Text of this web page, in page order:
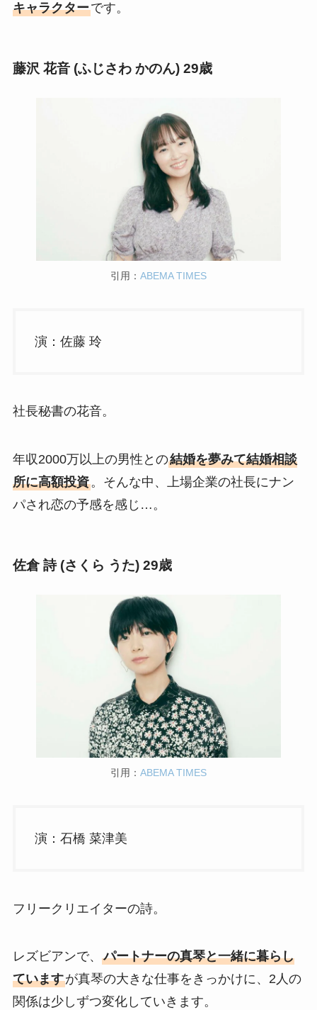
キャラクターです。
藤沢 花音 (ふじさわ かのん) 29歳
引用： ABEMA TIMES
演：佐藤 玲
社長秘書の花音。
年収2000万以上の男性との結婚を夢みて結婚相談
所に高額投資。そんな中、上場企業の社長にナン
パされ恋の予感を感じ…。
佐倉 詩 (さくら うた) 29歳
引用： ABEMA TIMES
演：石橋 菜津美
フリークリエイターの詩。
レズビアンで、 パートナーの真琴と一緒に暮らし
ていますが真琴の大きな仕事をきっかけに、2人の
関係は少しずつ変化していきます。